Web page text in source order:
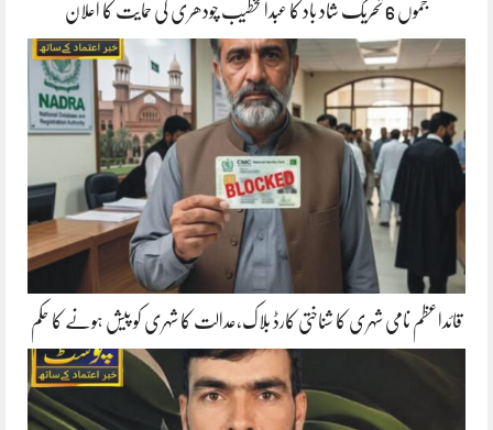
جموں 6 تحریک شاد باد کا عبدالخطیب چودھری کی حمایت کا اعلان
قائداعظم نامی شہری کا شناختی کارڈ بلاک،عدالت کا شہری کو پیش ہونے کا حکم